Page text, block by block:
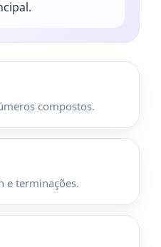
compostos.
e terminações.